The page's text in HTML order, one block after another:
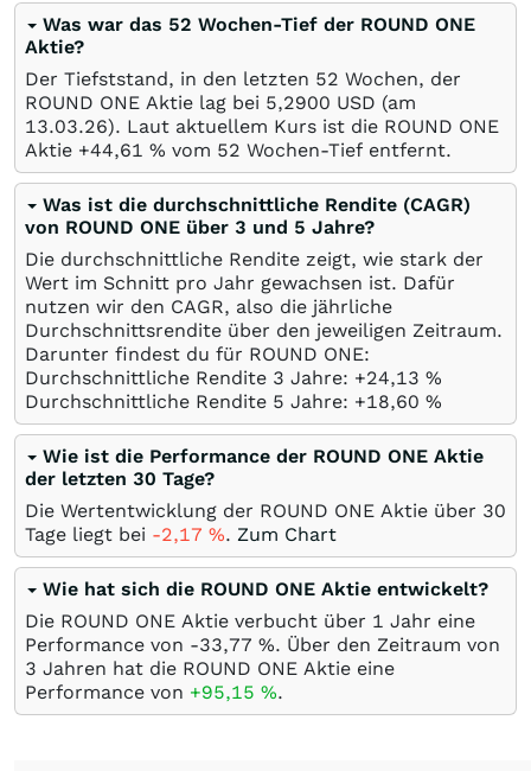
Was war das 52 Wochen-Tief der ROUND ONE
Aktie?
Der Tiefststand, in den letzten 52 Wochen, der
ROUND ONE Aktie lag bei 5,2900 USD (am
13.03.26). Laut aktuellem Kurs ist die ROUND ONE
Aktie +44,61 % vom 52 Wochen-Tief entfernt.
Was ist die durchschnittliche Rendite (CAGR)
von ROUND ONE über 3 und 5 Jahre?
Die durchschnittliche Rendite zeigt, wie stark der
Wert im Schnitt pro Jahr gewachsen ist. Dafür
nutzen wir den CAGR, also die jährliche
Durchschnittsrendite über den jeweiligen Zeitraum.
Darunter findest du für ROUND ONE:
Durchschnittliche Rendite 3 Jahre: +24,13 %
Durchschnittliche Rendite 5 Jahre: +18,60 %
Wie ist die Performance der ROUND ONE Aktie
der letzten 30 Tage?
Die Wertentwicklung der ROUND ONE Aktie über 30
Tage liegt bei -2,17 %. Zum Chart
Wie hat sich die ROUND ONE Aktie entwickelt?
Die ROUND ONE Aktie verbucht über 1 Jahr eine
Performance von -33,77 %. Über den Zeitraum von
3 Jahren hat die ROUND ONE Aktie eine
Performance von +95,15 %.